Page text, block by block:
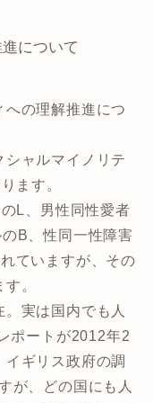
について
の理解推進につ
シャルマイノリテ
ます。
L、男性同性愛者
B、性同一性障害
ていますが、その
。
実は国内でも人
ポートが2012年2
ギリス政府の調
が、どの国にも人